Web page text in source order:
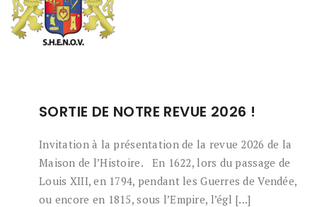
SORTIE DE NOTRE REVUE 2026 !
Invitation à la présentation de la revue 2026 de la
Maison de l’Histoire. En 1622, lors du passage de
Louis XIII, en 1794, pendant les Guerres de Vendée,
ou encore en 1815, sous l’Empire, l’égl [...]